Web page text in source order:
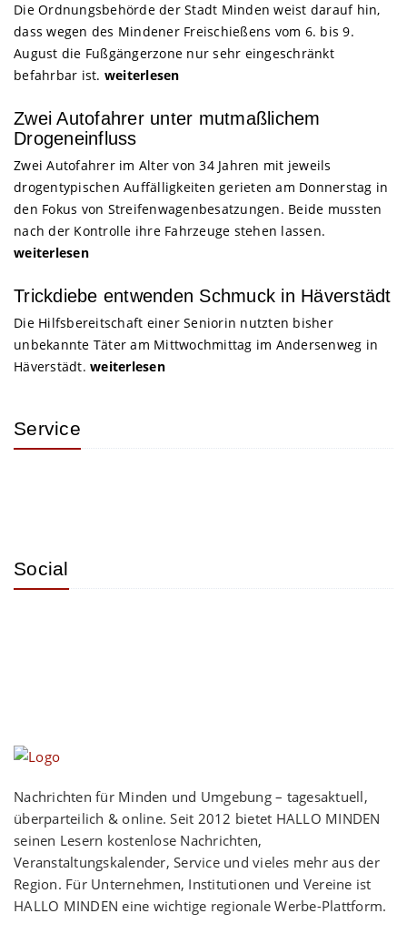
Die Ordnungsbehörde der Stadt Minden weist darauf hin,
dass wegen des Mindener Freischießens vom 6. bis 9.
August die Fußgängerzone nur sehr eingeschränkt
befahrbar ist. weiterlesen
Zwei Autofahrer unter mutmaßlichem
Drogeneinfluss
Zwei Autofahrer im Alter von 34 Jahren mit jeweils
drogentypischen Auffälligkeiten gerieten am Donnerstag in
den Fokus von Streifenwagenbesatzungen. Beide mussten
nach der Kontrolle ihre Fahrzeuge stehen lassen.
weiterlesen
Trickdiebe entwenden Schmuck in Häverstädt
Die Hilfsbereitschaft einer Seniorin nutzten bisher
unbekannte Täter am Mittwochmittag im Andersenweg in
Häverstädt. weiterlesen
Service
Social
Nachrichten für Minden und Umgebung – tagesaktuell,
überparteilich & online. Seit 2012 bietet HALLO MINDEN
seinen Lesern kostenlose Nachrichten,
Veranstaltungskalender, Service und vieles mehr aus der
Region. Für Unternehmen, Institutionen und Vereine ist
HALLO MINDEN eine wichtige regionale Werbe-Plattform.